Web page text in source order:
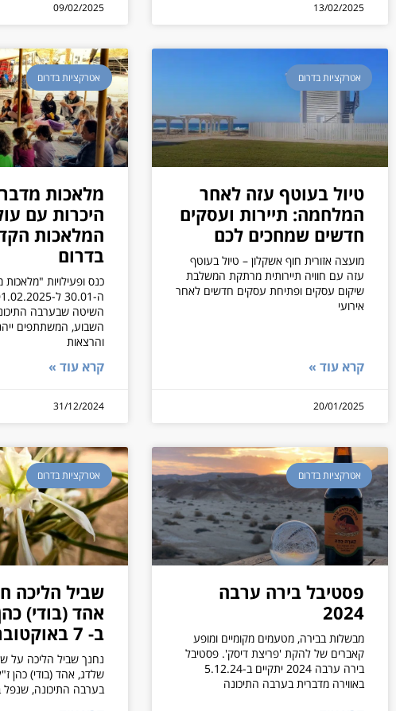
13/02/2025
09/02/2025
אטרקציות בדרום
טיול בעוטף עזה לאחר
המלחמה: תיירות ועסקים
חדשים שמחכים לכם
מועצה אזורית חוף אשקלון – טיול בעוטף
עזה עם חוויה תיירותית מרתקת המשלבת
שיקום עסקים ופתיחת עסקים חדשים לאחר
אירועי
קרא עוד »
20/01/2025
אטרקציות בדרום
היכרות עם
המלאכות
בדרום
כנס ופעילויות "מלאכות
השיטה שבערבה
השבוע, המשתתפים
והרצאות
קרא עוד »
31/12/2024
אטרקציות בדרום
פסטיבל בירה ערבה
2024
מבשלות בבירה, מטעמים מקומיים ומופע
קאברים של להקת 'פריצת דיסק'. פסטיבל
בירה ערבה 2024 יתקיים ב-5.12.24
באווירה מדברית בערבה התיכונה
אטרקציות בדרום
שביל הליכה
אהד (בודי)
ב- 7 באוקטובר
נחנך שביל הליכה על
שלדג, אהד (בודי) כהן
בערבה התיכונה, שנפל